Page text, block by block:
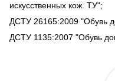
искусственных кож. ТУ";
ДСТУ 26165:2009 "Обувь
ДСТУ 1135:2007 "Обувь